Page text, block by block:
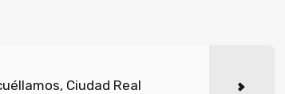
Ciudad Real